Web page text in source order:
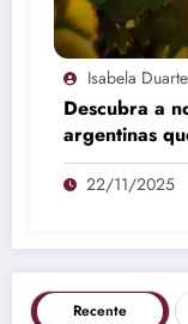
Isabela Duarte
Descubra a
argentinas
vinícolas
22/11/2025
Recente